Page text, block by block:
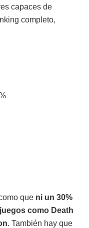
capaces de
completo,
que ni un 30%
como Death
. También hay que